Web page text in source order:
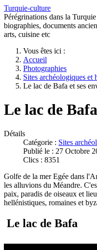
Turquie-culture
Pérégrinations dans la
biographies, documents
arts, cuisine etc
Vous êtes ici :
Accueil
Photographies
Sites archéologiques et
Le lac de Bafa et ses
Le lac de
Détails
Catégorie : Sites
Publié le : 27 Octobre
Clics : 8351
Golfe de la mer Egée dans
les alluvions du Méandre.
paix, paradis de oiseaux et
hellénistiques, romaines et
Le lac de Bafa